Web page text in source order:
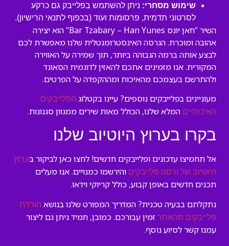
שימוש מסחרי: ניתן להשתמש בפלייבק גם כרקע
לסרטוני תדמית, פרסומות ועוד (בכפוף לתנאי הרישיון).
השיר “חאן יונס Bar Tzabary – Han Yunes” הוא יצירה
אהובה ומוכרת. הגרסה האינסטרומנטלית שלנו מאפשרת לכם
לבצע אותה ברמה הגבוהה ביותר, תוך שמירה על האווירה
המקורית. אנו מזמינים אתכם להאזין לדוגמית הסאונד
ולהתרשם בעצמכם מהאיכות ומההקפדה על הפרטים.
מעוניינים בפלייבקים נוספים? עיינו בקטלוג הפלייבקים
האיכותיים המלא שלנו, הכולל מאות שירים ממגוון סגנונות.
בקרו בערוץ היוטיוב שלנו
אל תחמיצו עדכונים ופלייבקים חדשים! לחצו כאן לביקור בערוץ
היוטיוב של ורסנו פלייבקים והירשמו כמנויים. אנו מעלים
תכנים חדשים באופן קבוע, כולל קריוקי וידאו.
נתקלתם בבעיה טכנית? המדריך המפורט שלנו בנושא הורדת
פלייבקים מהאתר זמין עבורכם. כמובן, תמיד ניתן גם ליצור
עמנו קשר לסיוע נוסף.